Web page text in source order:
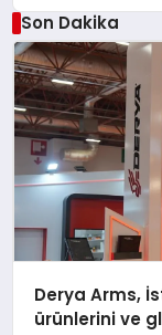
Son Dakika
Derya Arms,
ürünlerini ve